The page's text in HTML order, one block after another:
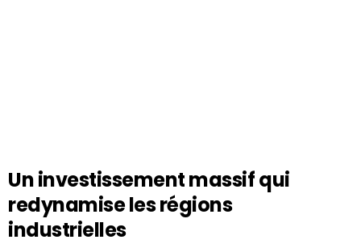
Un investissement massif qui
redynamise les régions
industrielles